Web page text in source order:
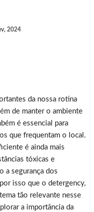
2024
da nossa rotina
de manter o ambiente
é essencial para
que frequentam o local.
é ainda mais
tóxicas e
a segurança dos
isso que o detergency,
tão relevante nesse
a importância da